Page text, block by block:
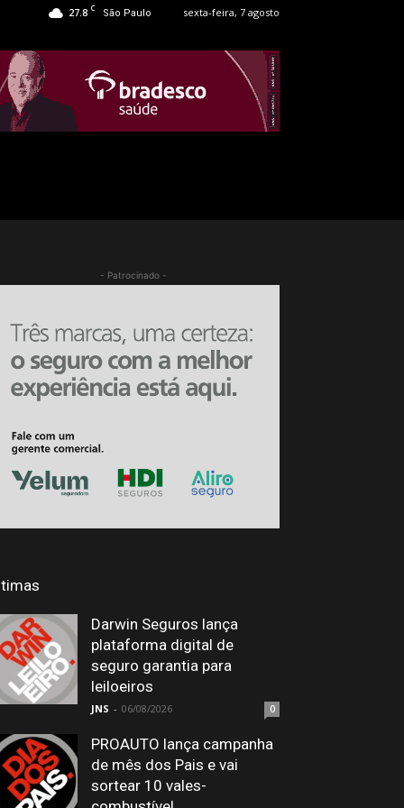
27.8 C São Paulo sexta-feira, 7 agosto
- Patrocinado -
Darwin Seguros lança
plataforma digital de
seguro garantia para
leiloeiros
JNS - 06/08/2026 0
PROAUTO lança campanha
de mês dos Pais e vai
sortear 10 vales-